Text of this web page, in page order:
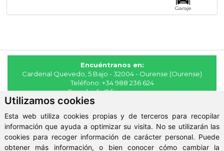
Utilizamos cookies
Esta web utiliza cookies propias y de terceros para recopilar
información que ayuda a optimizar su visita. No se utilizarán las
cookies para recoger información de carácter personal. Puede
obtener más información, o bien conocer cómo cambiar la
Garaje
Encuéntranos en:
Cardenal Quevedo, 5 Bajo - 32004 - Ourense (Ourense)
Teléfono: +34 988 236 624
E-mail:info@fincasmaya.es
© 2026 - Fincas Maya
Aviso Legal-Política de Privacidad- ClickViviendas